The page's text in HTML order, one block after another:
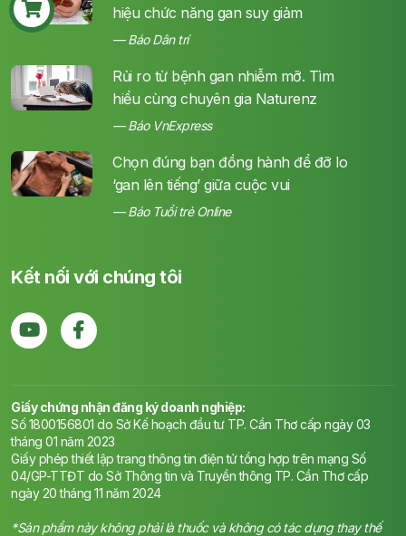
hiệu chức năng gan suy giảm
Báo Dân trí
Rủi ro từ bệnh gan nhiễm mỡ. Tìm
hiểu cùng chuyên gia Naturenz
Báo VnExpress
Chọn đúng bạn đồng hành để đỡ lo
‘gan lên tiếng’ giữa cuộc vui
Báo Tuổi trẻ Online
Kết nối với chúng tôi
Giấy chứng nhận đăng ký doanh nghiệp:
Số 1800156801 do Sở Kế hoạch đầu tư TP. Cần Thơ cấp ngày 03
tháng 01 năm 2023
Giấy phép thiết lập trang thông tin điện tử tổng hợp trên mạng Số
04/GP-TTĐT do Sở Thông tin và Truyền thông TP. Cần Thơ cấp
ngày 20 tháng 11 năm 2024
*Sản phẩm này không phải là thuốc và không có tác dụng thay thế